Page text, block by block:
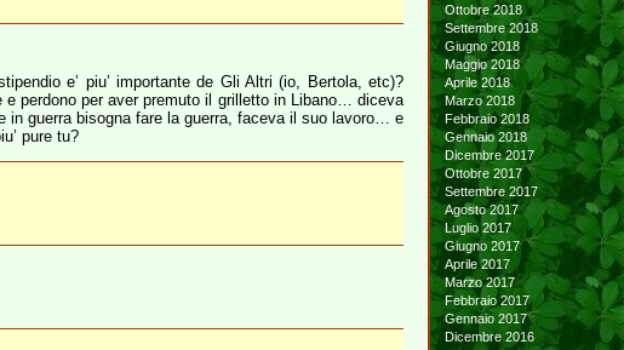
e’ piu’ importante de Gli Altri (io, Bertola, etc)?
e perdono per aver premuto il grilletto in Libano… diceva
in guerra bisogna fare la guerra, faceva il suo lavoro… e
pure tu?
Ottobre 2018
Settembre 2018
Giugno 2018
Maggio 2018
Aprile 2018
Marzo 2018
Febbraio 2018
Gennaio 2018
Dicembre 2017
Ottobre 2017
Settembre 2017
Agosto 2017
Luglio 2017
Giugno 2017
Aprile 2017
Marzo 2017
Febbraio 2017
Gennaio 2017
Dicembre 2016